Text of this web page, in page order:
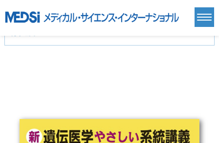
基礎医学(93)
基礎医学関連科学(80)
自然科学(25)
看護学(21)
医療技術(16)
歯科学(3)
栄養学(0)
薬学(7)
保健・体育(1)